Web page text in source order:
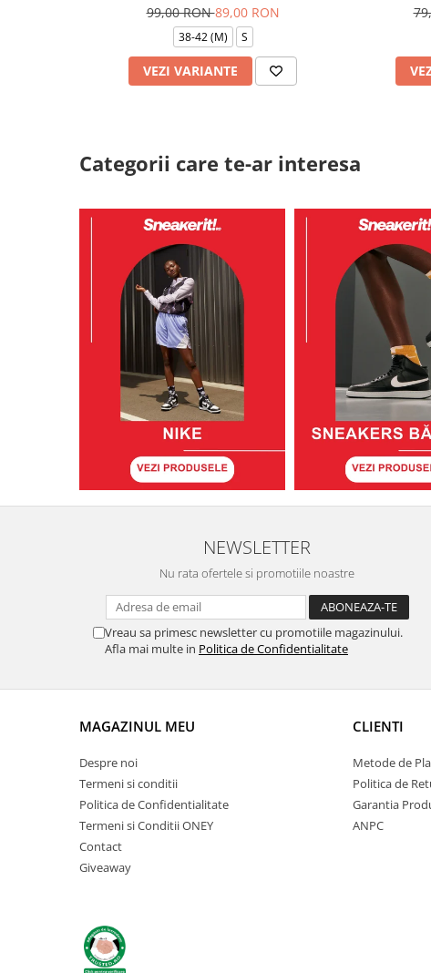
99,00 RON89,00 RON
38-42 (M) S
VEZI VARIANTE
Categorii care te-ar interesa
NEWSLETTER
Nu rata ofertele si promotiile noastre
Vreau sa primesc newsletter cu promotiile magazinului.
Afla mai multe in Politica de Confidentialitate
MAGAZINUL MEU
Despre noi
Termeni si conditii
Politica de Confidentialitate
Termeni si Conditii ONEY
Contact
Giveaway
CLIENTI
Metode de
Politica de
Garantia
ANPC